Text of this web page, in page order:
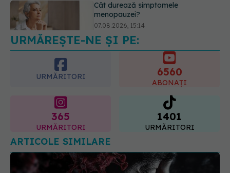
EXCLUSIV Cancerele care pot fi
prevenite. Dr. Sorin Bogdan
(SANADOR): Au metode de
prevenție
07.08.2026, 20:09
URMĂREȘTE-NE ȘI PE:
URMĂRITORI
ABONAȚI
URMĂRITORI
1401
URMĂRITORI
ARTICOLE SIMILARE